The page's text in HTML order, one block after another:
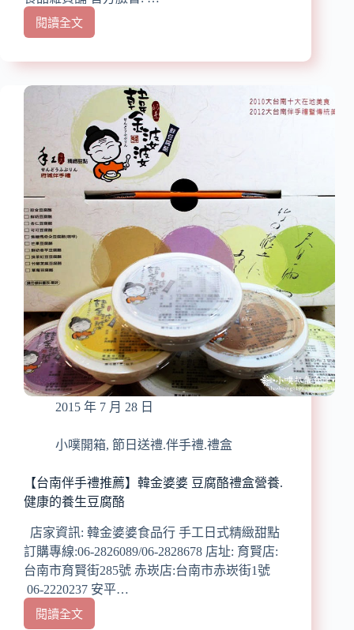
選
擇
閱讀全文
【口
劵】
茶』
身
茶
果
乾
宅
配
體
驗
健
康.
養
生
新
取
的
茶!!!
2015 年 7 月 28 日
小噗開箱, 節日送禮.伴手禮.禮盒
【台南伴手禮推薦】韓金婆婆 豆腐酪禮盒營養.
健康的養生豆腐酪
店家資訊: 韓金婆婆食品行 手工日式精緻甜點
訂購專線:06-2826089/06-2828678 店址: 育賢店:
台南市育賢街285號 赤崁店:台南市赤崁街1號
06-2220237 安平…
閱讀全文
【台